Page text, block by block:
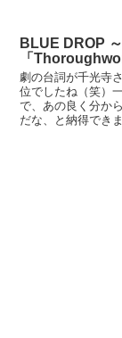
BLUE DROP
「
劇の台詞が千光寺
位でしたね（笑）
で、あの良く分か
だな、と納得でき